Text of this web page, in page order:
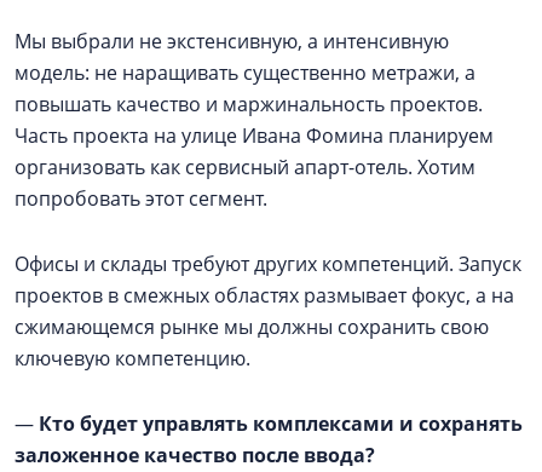
Мы выбрали не экстенсивную, а интенсивную
модель: не наращивать существенно метражи, а
повышать качество и маржинальность проектов.
Часть проекта на улице Ивана Фомина планируем
организовать как сервисный апарт-отель. Хотим
попробовать этот сегмент.
Офисы и склады требуют других компетенций. Запуск
проектов в смежных областях размывает фокус, а на
сжимающемся рынке мы должны сохранить свою
ключевую компетенцию.
— Кто будет управлять комплексами и сохранять
заложенное качество после ввода?